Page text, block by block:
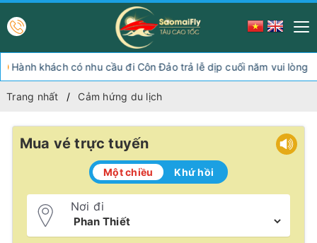
khách có nhu cầu đi Côn Đảo trả lễ dịp cuối năm vui lòng
Trang nhất Cảm hứng du lịch
Mua vé trực tuyến
Một chiều Khứ hồi
Nơi đi